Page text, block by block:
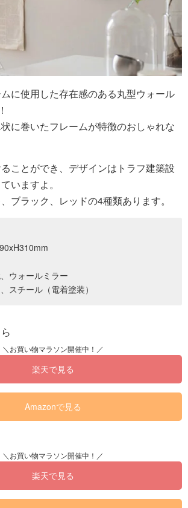
に使用した存在感のある丸型ウォール
に巻いたフレームが特徴のおしゃれな
ことができ、デザインはトラフ建築設
いますよ。
ブラック、レッドの4種類あります。
ウォールミラー
スチール（電着塗装）
楽天で見る
Amazonで見る
楽天で見る